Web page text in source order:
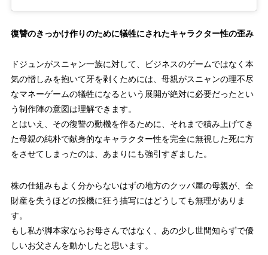
復讐のきっかけ作りのために犠牲にされたキャラクター性の歪み
ドジュンがスニャン一族に対して、ビジネスのゲームではなく本
気の憎しみを抱いて牙を剥くためには、母親がスニャンの理不尽
なマネーゲームの犠牲になるという展開が絶対に必要だったとい
う制作陣の意図は理解できます。
とはいえ、その復讐の動機を作るために、それまで積み上げてき
た母親の純朴で献身的なキャラクター性を完全に無視した死に方
をさせてしまったのは、あまりにも強引すぎました。
株の仕組みもよく分からないはずの地方のクッパ屋の母親が、全
財産を失うほどの投機に狂う描写にはどうしても無理がありま
す。
もし私が脚本家ならお母さんではなく、あの少し世間知らずで優
しいお父さんを動かしたと思います。